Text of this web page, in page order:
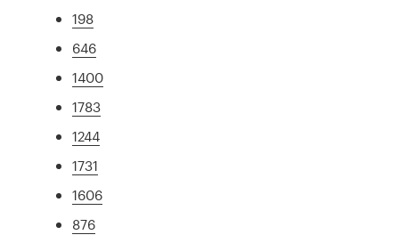
198
646
1400
1783
1244
1731
1606
876